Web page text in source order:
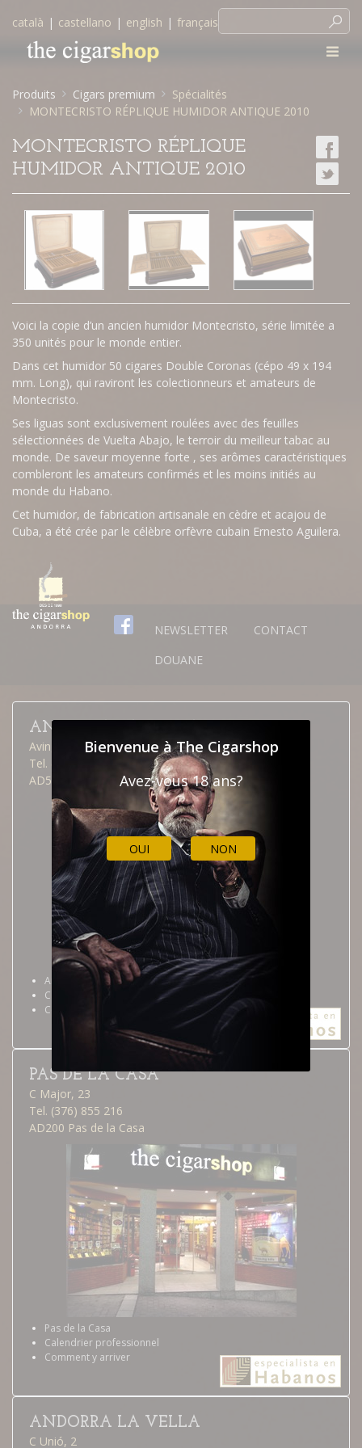
Bienvenue à The Cigarshop
Avez-vous 18 ans?
OUI NON
català | castellano | english | français
Produits Cigars premium
Spécialités
MONTECRISTO RÉPLIQUE HUMIDOR ANTIQUE 2010
MONTECRISTO RÉPLIQUE
HUMIDOR ANTIQUE 2010
Voici la copie d’un ancien humidor Montecristo, série limitée a
350 unités pour le monde entier.
Dans cet humidor 50 cigares Double Coronas (cépo 49 x 194
mm. Long), qui raviront les colectionneurs et amateurs de
Montecristo.
Ses liguas sont exclusivement roulées avec des feuilles
sélectionnées de Vuelta Abajo, le terroir du meilleur tabac au
monde. De saveur moyenne forte , ses arômes caractéristiques
combleront les amateurs confirmés et les moins initiés au
monde du Habano.
Cet humidor, de fabrication artisanale en cèdre et acajou de
Cuba, a été crée par le célèbre orfèvre cubain Ernesto Aguilera.
NEWSLETTER
CONTACT
DOUANE
ANDORRA LA VELLA
Avinguda Meritxell, 40
Tel. (376) 826 515
AD500 Andorra la Vella
Andorra la Vella
Calendrier professionnel
Comment y arriver
PAS DE LA CASA
C Major, 23
Tel. (376) 855 216
AD200 Pas de la Casa
Pas de la Casa
Calendrier professionnel
Comment y arriver
ANDORRA LA VELLA
C Unió, 2